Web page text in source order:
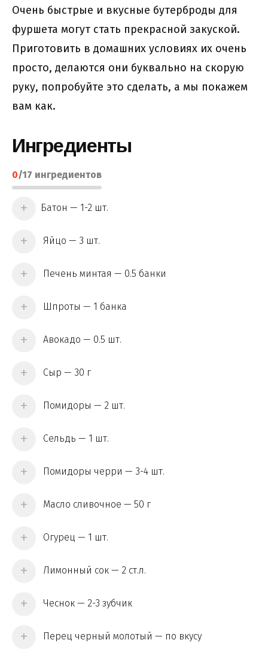
Очень быстрые и вкусные бутерброды для
фуршета могут стать прекрасной закуской.
Приготовить в домашних условиях их очень
просто, делаются они буквально на скорую
руку, попробуйте это сделать, а мы покажем
вам как.
Ингредиенты
0/17 ингредиентов
Батон — 1-2 шт.
Яйцо — 3 шт.
Печень минтая — 0.5 банки
Шпроты — 1 банка
Авокадо — 0.5 шт.
Сыр — 30 г
Помидоры — 2 шт.
Сельдь — 1 шт.
Помидоры черри — 3-4 шт.
Масло сливочное — 50 г
Огурец — 1 шт.
Лимонный сок — 2 ст.л.
Чеснок — 2-3 зубчик
Перец черный молотый — по вкусу